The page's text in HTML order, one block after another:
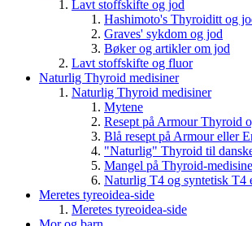
Lavt stoffskifte og jod
Hashimoto's Thyroiditt og
Graves' sykdom og jod
Bøker og artikler om jod
Lavt stoffskifte og fluor
Naturlig Thyroid medisiner
Naturlig Thyroid medisiner
Mytene
Resept på Armour Thyroid
Blå resept på Armour eller
"Naturlig" Thyroid til
Mangel på Thyroid-
Naturlig T4 og syntetisk T4
Meretes tyreoidea-side
Meretes tyreoidea-side